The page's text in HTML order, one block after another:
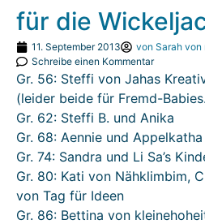
für die
11. September 2013 von Sarah von
Schreibe einen Kommentar
Gr. 56: Steffi von Jahas
(leider beide für Fremd-
Gr. 62: Steffi B. und Anika
Gr. 68: Aennie und Appelkatha
Gr. 74: Sandra und Li Sa’s
Gr. 80: Kati von Nähklimbim,
von Tag für Ideen
Gr. 86: Bettina von